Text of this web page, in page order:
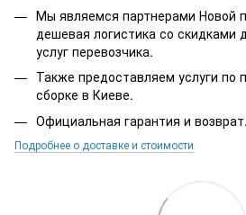
Мы являемся партнерами Новой
дешевая логистика со скидками
услуг перевозчика.
Также предоставляем услуги по
сборке в Киеве.
Официальная гарантия и возврат.
Подробнее о доставке и стоимости